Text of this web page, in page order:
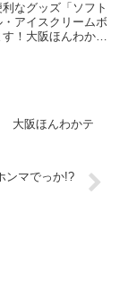
なグッズ「ソフト
アイスクリームボ
！大阪ほんわかテ
大阪ほんわかテ
ンマでっか!?